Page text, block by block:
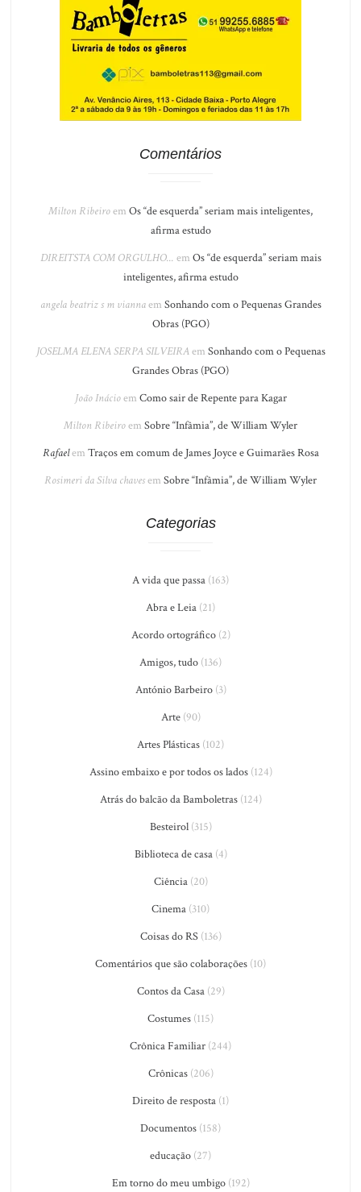
Comentários
Milton Ribeiroem Os “de esquerda” seriam mais inteligentes,
afirma estudo
DIREITSTA COM ORGULHO... em Os “de esquerda” seriam mais
inteligentes, afirma estudo
angela beatriz s m viannaem Sonhando com o Pequenas Grandes
Obras (PGO)
JOSELMA ELENA SERPA SILVEIRAem Sonhando com o Pequenas
Grandes Obras (PGO)
João Inácioem Como sair de Repente para Kagar
Milton Ribeiroem Sobre “Infâmia”, de William Wyler
Rafaelem Traços em comum de James Joyce e Guimarães Rosa
Rosimeri da Silva chavesem Sobre “Infâmia”, de William Wyler
Categorias
A vida que passa (163)
Abra e Leia (21)
Acordo ortográfico(2)
Amigos, tudo (136)
António Barbeiro(3)
Arte(90)
Artes Plásticas (102)
Assino embaixo e por todos os lados(124)
Atrás do balcão da Bamboletras(124)
Besteirol(315)
Biblioteca de casa(4)
Ciência(20)
Cinema (310)
Coisas do RS(136)
Comentários que são colaborações (10)
Contos da Casa(29)
Costumes (115)
Crônica Familiar (244)
Crônicas(206)
Direito de resposta (1)
Documentos (158)
educação (27)
Em torno do meu umbigo(192)